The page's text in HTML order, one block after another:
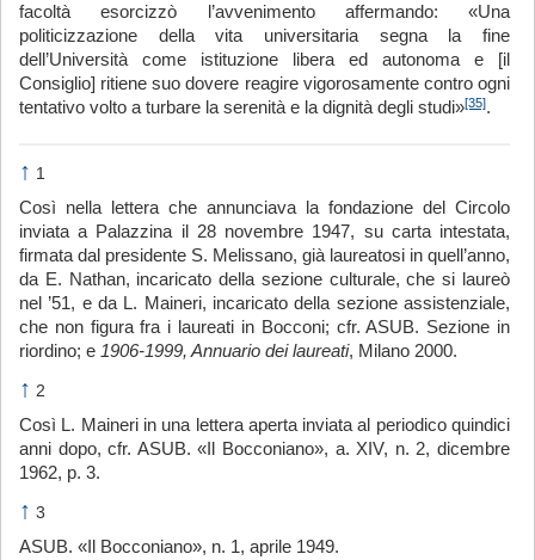
facoltà esorcizzò l’avvenimento affermando: «Una
politicizzazione della vita universitaria segna la fine
dell’Università come istituzione libera ed autonoma e [il
Consiglio] ritiene suo dovere reagire vigorosamente contro ogni
tentativo volto a turbare la serenità e la dignità degli studi»[35].
↑ 1
Così nella lettera che annunciava la fondazione del Circolo
inviata a Palazzina il 28 novembre 1947, su carta intestata,
firmata dal presidente S. Melissano, già laureatosi in quell’anno,
da E. Nathan, incaricato della sezione culturale, che si laureò
nel ’51, e da L. Maineri, incaricato della sezione assistenziale,
che non figura fra i laureati in Bocconi; cfr. ASUB. Sezione in
riordino; e 1906-1999, Annuario dei laureati, Milano 2000.
↑ 2
Così L. Maineri in una lettera aperta inviata al periodico quindici
anni dopo, cfr. ASUB. «Il Bocconiano», a. XIV, n. 2, dicembre
1962, p. 3.
↑ 3
ASUB. «Il Bocconiano», n. 1, aprile 1949.